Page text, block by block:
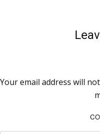
Your email address will